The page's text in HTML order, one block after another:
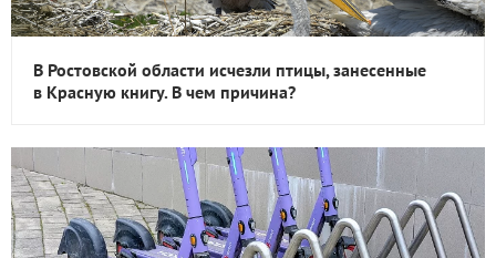
В Ростовской области исчезли птицы, занесенные
в Красную книгу. В чем причина?